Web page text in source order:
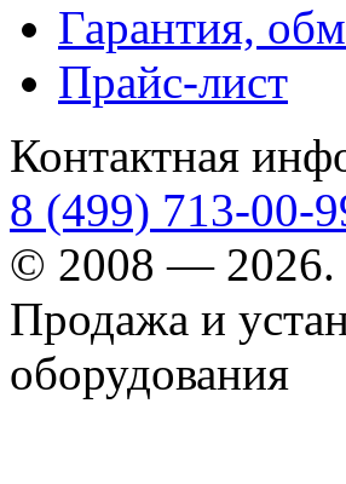
Гарантия,
Прайс-лист
Контактная
8 (499) 713-00-
© 2008 — 2026.
Продажа и
оборудования